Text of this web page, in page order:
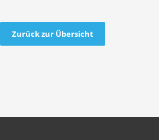
Zurück zur Übersicht